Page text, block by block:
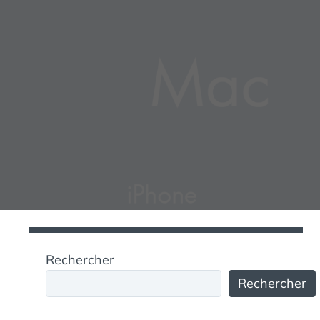
Rechercher
Rechercher